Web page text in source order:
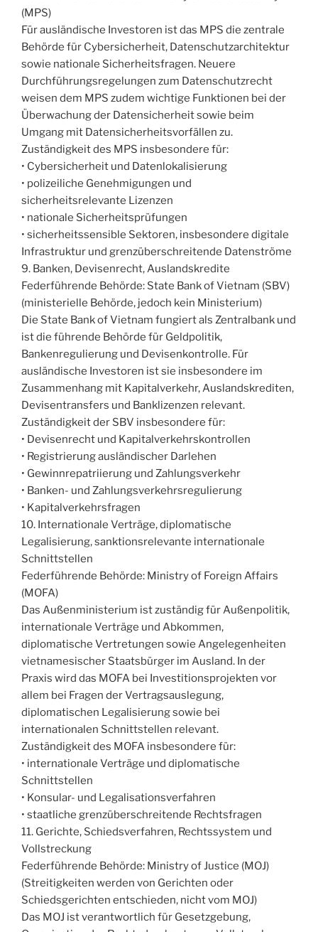
(MPS)
Für ausländische Investoren ist das MPS die zentrale
Behörde für Cybersicherheit, Datenschutzarchitektur
sowie nationale Sicherheitsfragen. Neuere
Durchführungsregelungen zum Datenschutzrecht
weisen dem MPS zudem wichtige Funktionen bei der
Überwachung der Datensicherheit sowie beim
Umgang mit Datensicherheitsvorfällen zu.
Zuständigkeit des MPS insbesondere für:
• Cybersicherheit und Datenlokalisierung
• polizeiliche Genehmigungen und
sicherheitsrelevante Lizenzen
• nationale Sicherheitsprüfungen
• sicherheitssensible Sektoren, insbesondere digitale
Infrastruktur und grenzüberschreitende Datenströme
9. Banken, Devisenrecht, Auslandskredite
Federführende Behörde: State Bank of Vietnam (SBV)
(ministerielle Behörde, jedoch kein Ministerium)
Die State Bank of Vietnam fungiert als Zentralbank und
ist die führende Behörde für Geldpolitik,
Bankenregulierung und Devisenkontrolle. Für
ausländische Investoren ist sie insbesondere im
Zusammenhang mit Kapitalverkehr, Auslandskrediten,
Devisentransfers und Banklizenzen relevant.
Zuständigkeit der SBV insbesondere für:
• Devisenrecht und Kapitalverkehrskontrollen
• Registrierung ausländischer Darlehen
• Gewinnrepatriierung und Zahlungsverkehr
• Banken- und Zahlungsverkehrsregulierung
• Kapitalverkehrsfragen
10. Internationale Verträge, diplomatische
Legalisierung, sanktionsrelevante internationale
Schnittstellen
Federführende Behörde: Ministry of Foreign Affairs
(MOFA)
Das Außenministerium ist zuständig für Außenpolitik,
internationale Verträge und Abkommen,
diplomatische Vertretungen sowie Angelegenheiten
vietnamesischer Staatsbürger im Ausland. In der
Praxis wird das MOFA bei Investitionsprojekten vor
allem bei Fragen der Vertragsauslegung,
diplomatischen Legalisierung sowie bei
internationalen Schnittstellen relevant.
Zuständigkeit des MOFA insbesondere für:
• internationale Verträge und diplomatische
Schnittstellen
• Konsular- und Legalisationsverfahren
• staatliche grenzüberschreitende Rechtsfragen
11. Gerichte, Schiedsverfahren, Rechtssystem und
Vollstreckung
Federführende Behörde: Ministry of Justice (MOJ)
(Streitigkeiten werden von Gerichten oder
Schiedsgerichten entschieden, nicht vom MOJ)
Das MOJ ist verantwortlich für Gesetzgebung,